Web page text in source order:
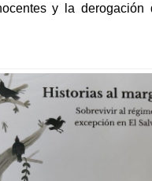
y la derogación